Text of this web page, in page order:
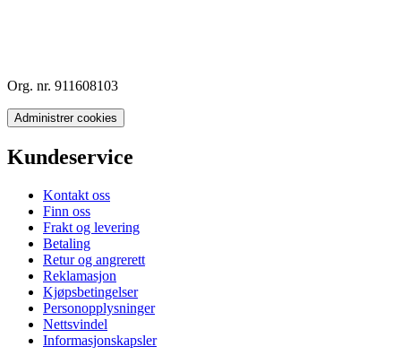
Org. nr. 911608103
Administrer cookies
Kundeservice
Kontakt oss
Finn oss
Frakt og levering
Betaling
Retur og angrerett
Reklamasjon
Kjøpsbetingelser
Personopplysninger
Nettsvindel
Informasjonskapsler